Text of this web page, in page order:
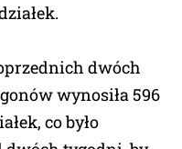
dwóch
wynosiła 596
co było